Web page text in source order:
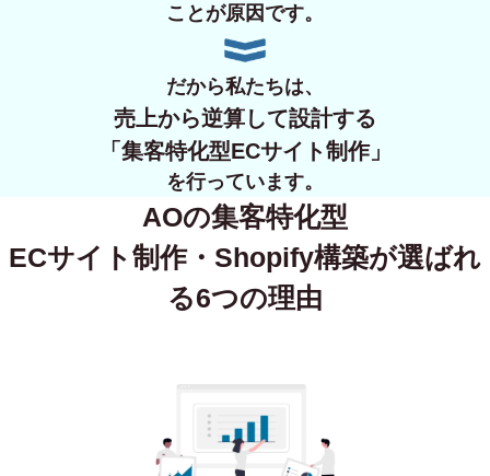
ことが原因です。
だから私たちは、
売上から逆算して設計する
「集客特化型ECサイト制作」
を行っています。
AOの集客特化型
ECサイト制作・Shopify構築が選ばれ
る6つの理由